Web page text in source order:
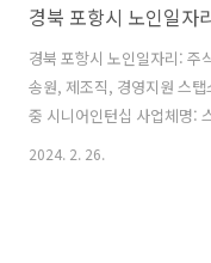
경북 포항시 노인일자리: 주
송원, 제조직, 경영지원 스
중 시니어인턴십 사업체명:
475-0803 1. 구인사항: 주식
사무원, 배송원, 제조직, 경
2024. 2. 26.